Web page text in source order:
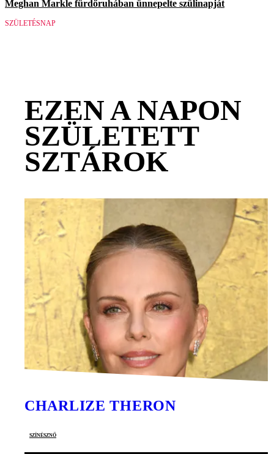
Meghan Markle fürdőruhában ünnepelte szülinapját
SZÜLETÉSNAP
EZEN A NAPON
SZÜLETETT
SZTÁROK
CHARLIZE THERON
színésznő